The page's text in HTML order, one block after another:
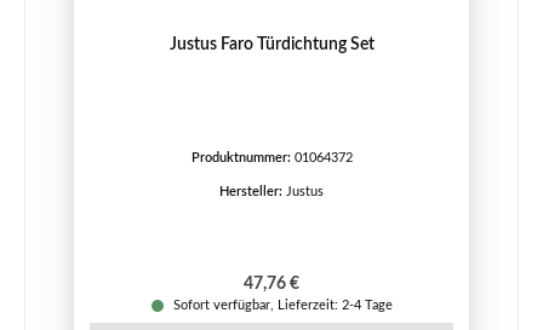
Justus Faro Türdichtung Set
Produktnummer: 01064372
Hersteller: Justus
Regulärer Preis:
47,76 €
Sofort verfügbar, Lieferzeit: 2-4 Tage